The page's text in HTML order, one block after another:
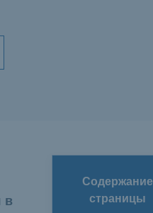
Содержание
страницы
в